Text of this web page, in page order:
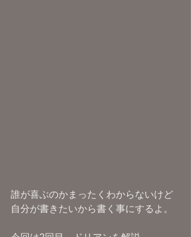
誰が喜ぶのかまったくわからないけど
自分が書きたいから書く事にするよ。